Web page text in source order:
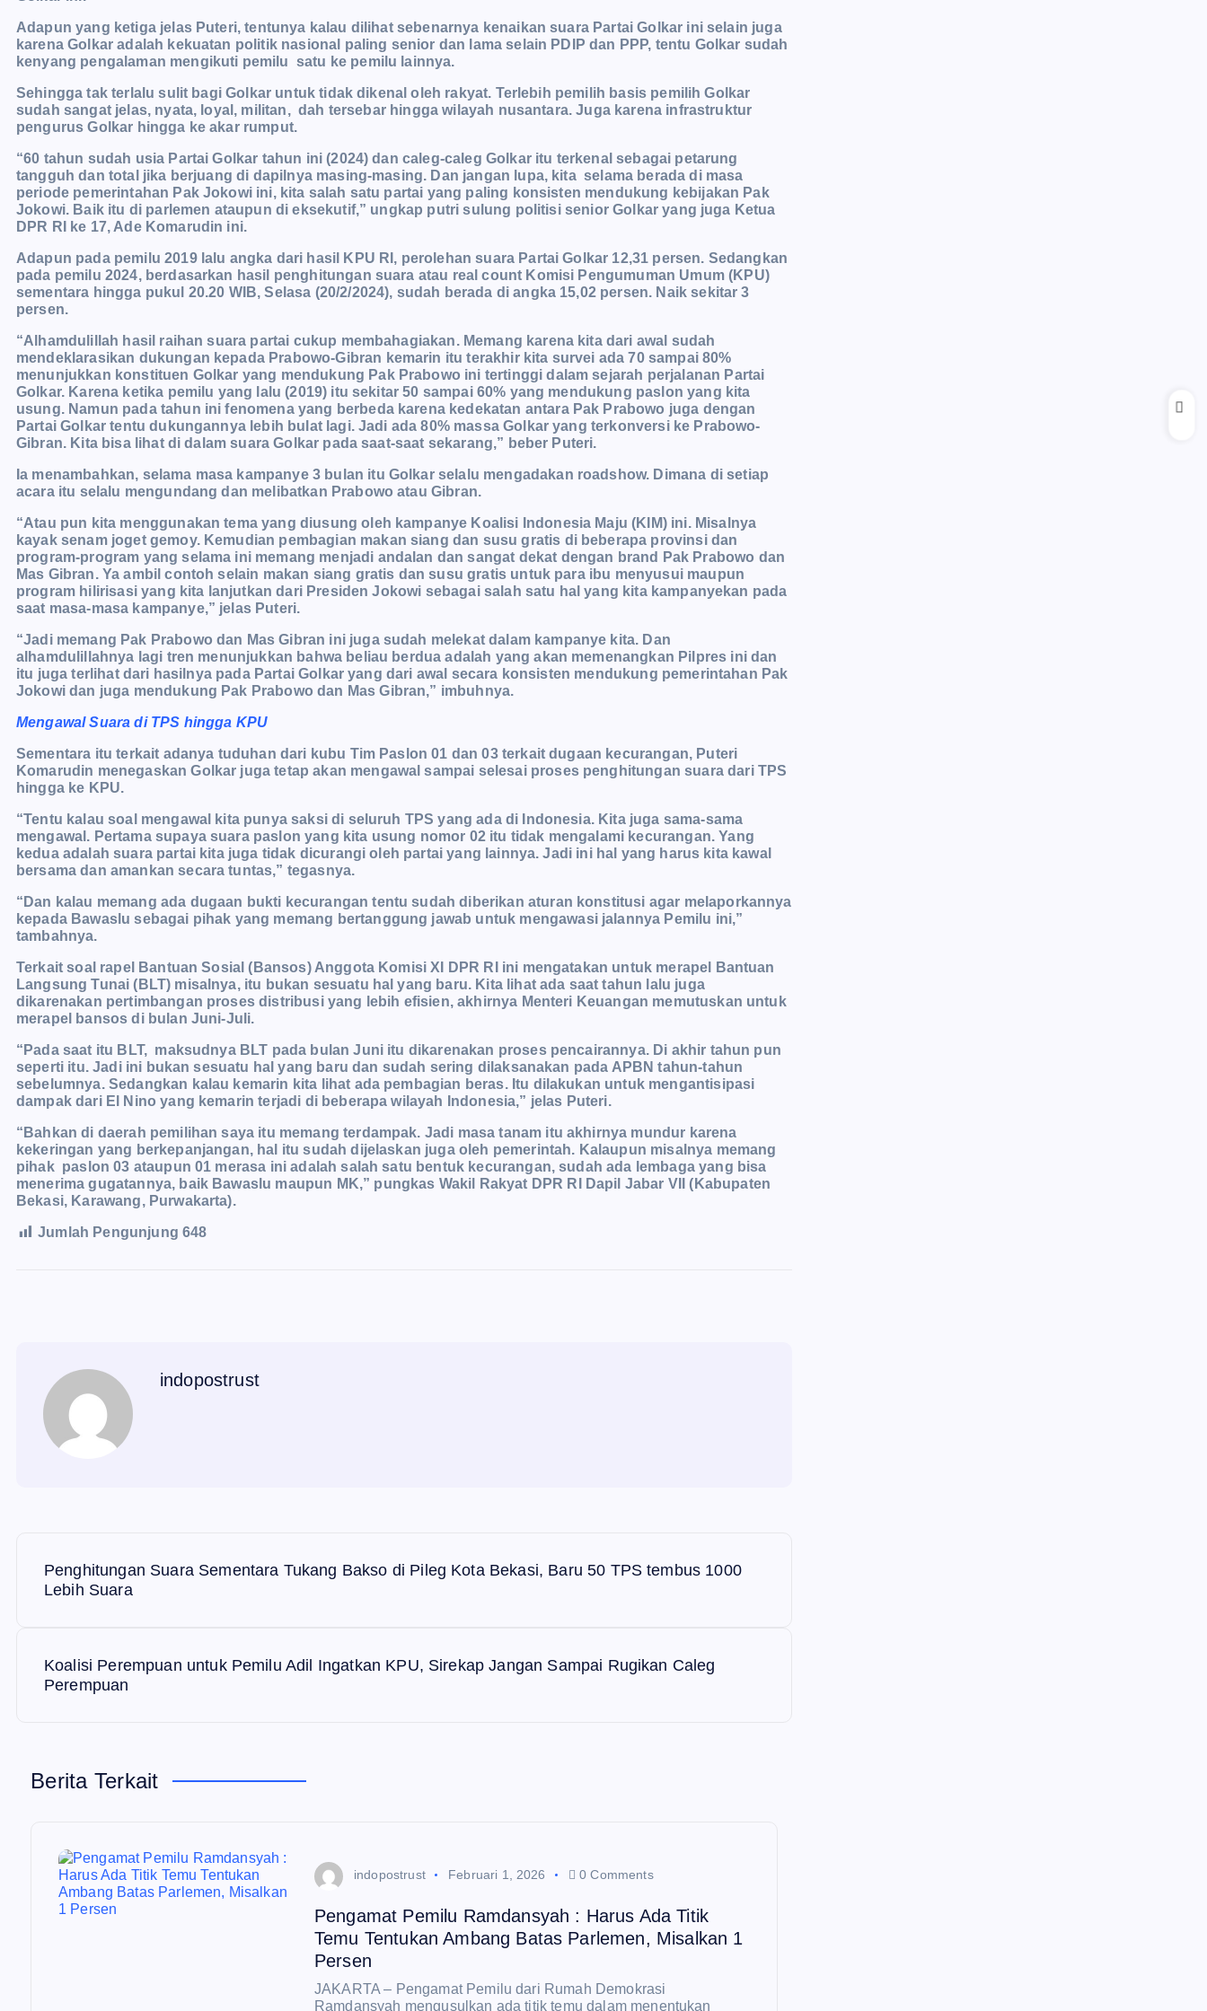
Adapun yang ketiga jelas Puteri, tentunya kalau dilihat sebenarnya kenaikan suara Partai Golkar ini selain juga
karena Golkar adalah kekuatan politik nasional paling senior dan lama selain PDIP dan PPP, tentu Golkar sudah
kenyang pengalaman mengikuti pemilu satu ke pemilu lainnya.
Sehingga tak terlalu sulit bagi Golkar untuk tidak dikenal oleh rakyat. Terlebih pemilih basis pemilih Golkar
sudah sangat jelas, nyata, loyal, militan, dah tersebar hingga wilayah nusantara. Juga karena infrastruktur
pengurus Golkar hingga ke akar rumput.
“60 tahun sudah usia Partai Golkar tahun ini (2024) dan caleg-caleg Golkar itu terkenal sebagai petarung
tangguh dan total jika berjuang di dapilnya masing-masing. Dan jangan lupa, kita selama berada di masa
periode pemerintahan Pak Jokowi ini, kita salah satu partai yang paling konsisten mendukung kebijakan Pak
Jokowi. Baik itu di parlemen ataupun di eksekutif,” ungkap putri sulung politisi senior Golkar yang juga Ketua
DPR RI ke 17, Ade Komarudin ini.
Adapun pada pemilu 2019 lalu angka dari hasil KPU RI, perolehan suara Partai Golkar 12,31 persen. Sedangkan
pada pemilu 2024, berdasarkan hasil penghitungan suara atau real count Komisi Pengumuman Umum (KPU)
sementara hingga pukul 20.20 WIB, Selasa (20/2/2024), sudah berada di angka 15,02 persen. Naik sekitar 3
persen.
“Alhamdulillah hasil raihan suara partai cukup membahagiakan. Memang karena kita dari awal sudah
mendeklarasikan dukungan kepada Prabowo-Gibran kemarin itu terakhir kita survei ada 70 sampai 80%
menunjukkan konstituen Golkar yang mendukung Pak Prabowo ini tertinggi dalam sejarah perjalanan Partai
Golkar. Karena ketika pemilu yang lalu (2019) itu sekitar 50 sampai 60% yang mendukung paslon yang kita
usung. Namun pada tahun ini fenomena yang berbeda karena kedekatan antara Pak Prabowo juga dengan
Partai Golkar tentu dukungannya lebih bulat lagi. Jadi ada 80% massa Golkar yang terkonversi ke Prabowo-
Gibran. Kita bisa lihat di dalam suara Golkar pada saat-saat sekarang,” beber Puteri.
Ia menambahkan, selama masa kampanye 3 bulan itu Golkar selalu mengadakan roadshow. Dimana di setiap
acara itu selalu mengundang dan melibatkan Prabowo atau Gibran.
“Atau pun kita menggunakan tema yang diusung oleh kampanye Koalisi Indonesia Maju (KIM) ini. Misalnya
kayak senam joget gemoy. Kemudian pembagian makan siang dan susu gratis di beberapa provinsi dan
program-program yang selama ini memang menjadi andalan dan sangat dekat dengan brand Pak Prabowo dan
Mas Gibran. Ya ambil contoh selain makan siang gratis dan susu gratis untuk para ibu menyusui maupun
program hilirisasi yang kita lanjutkan dari Presiden Jokowi sebagai salah satu hal yang kita kampanyekan pada
saat masa-masa kampanye,” jelas Puteri.
“Jadi memang Pak Prabowo dan Mas Gibran ini juga sudah melekat dalam kampanye kita. Dan
alhamdulillahnya lagi tren menunjukkan bahwa beliau berdua adalah yang akan memenangkan Pilpres ini dan
itu juga terlihat dari hasilnya pada Partai Golkar yang dari awal secara konsisten mendukung pemerintahan Pak
Jokowi dan juga mendukung Pak Prabowo dan Mas Gibran,” imbuhnya.
Mengawal Suara di TPS hingga KPU
Sementara itu terkait adanya tuduhan dari kubu Tim Paslon 01 dan 03 terkait dugaan kecurangan, Puteri
Komarudin menegaskan Golkar juga tetap akan mengawal sampai selesai proses penghitungan suara dari TPS
hingga ke KPU.
“Tentu kalau soal mengawal kita punya saksi di seluruh TPS yang ada di Indonesia. Kita juga sama-sama
mengawal. Pertama supaya suara paslon yang kita usung nomor 02 itu tidak mengalami kecurangan. Yang
kedua adalah suara partai kita juga tidak dicurangi oleh partai yang lainnya. Jadi ini hal yang harus kita kawal
bersama dan amankan secara tuntas,” tegasnya.
“Dan kalau memang ada dugaan bukti kecurangan tentu sudah diberikan aturan konstitusi agar melaporkannya
kepada Bawaslu sebagai pihak yang memang bertanggung jawab untuk mengawasi jalannya Pemilu ini,”
tambahnya.
Terkait soal rapel Bantuan Sosial (Bansos) Anggota Komisi XI DPR RI ini mengatakan untuk merapel Bantuan
Langsung Tunai (BLT) misalnya, itu bukan sesuatu hal yang baru. Kita lihat ada saat tahun lalu juga
dikarenakan pertimbangan proses distribusi yang lebih efisien, akhirnya Menteri Keuangan memutuskan untuk
merapel bansos di bulan Juni-Juli.
“Pada saat itu BLT, maksudnya BLT pada bulan Juni itu dikarenakan proses pencairannya. Di akhir tahun pun
seperti itu. Jadi ini bukan sesuatu hal yang baru dan sudah sering dilaksanakan pada APBN tahun-tahun
sebelumnya. Sedangkan kalau kemarin kita lihat ada pembagian beras. Itu dilakukan untuk mengantisipasi
dampak dari El Nino yang kemarin terjadi di beberapa wilayah Indonesia,” jelas Puteri.
“Bahkan di daerah pemilihan saya itu memang terdampak. Jadi masa tanam itu akhirnya mundur karena
kekeringan yang berkepanjangan, hal itu sudah dijelaskan juga oleh pemerintah. Kalaupun misalnya memang
pihak paslon 03 ataupun 01 merasa ini adalah salah satu bentuk kecurangan, sudah ada lembaga yang bisa
menerima gugatannya, baik Bawaslu maupun MK,” pungkas Wakil Rakyat DPR RI Dapil Jabar VII (Kabupaten
Bekasi, Karawang, Purwakarta).
Jumlah Pengunjung 648
indopostrust
NPenghitungan Suara Sementara Tukang Bakso di Pileg Kota Bekasi, Baru 50 TPS tembus 1000
Lebih Suara
Koalisi Perempuan untuk Pemilu Adil Ingatkan KPU, Sirekap Jangan Sampai Rugikan Caleg
Perempuan
Berita Terkait
indopostrust Februari 1, 2026 0 Comments
Pengamat Pemilu Ramdansyah : Harus Ada Titik
Temu Tentukan Ambang Batas Parlemen, Misalkan 1
Persen
JAKARTA – Pengamat Pemilu dari Rumah Demokrasi
Ramdansyah mengusulkan ada titik temu dalam menentukan